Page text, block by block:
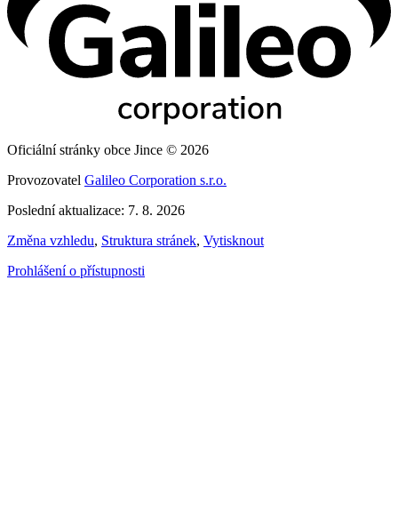
Oficiální stránky obce Jince © 2026
Provozovatel Galileo Corporation s.r.o.
Poslední aktualizace: 7. 8. 2026
Změna vzhledu, Struktura stránek, Vytisknout
Prohlášení o přístupnosti